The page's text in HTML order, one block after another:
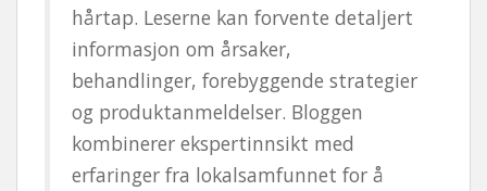
hårtap. Leserne kan forvente detaljert
informasjon om årsaker,
behandlinger, forebyggende strategier
og produktanmeldelser. Bloggen
kombinerer ekspertinnsikt med
erfaringer fra lokalsamfunnet for å